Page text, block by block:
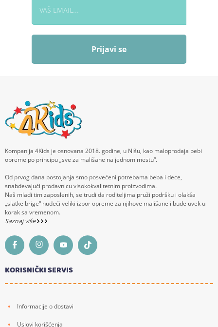
Prijavi se
Kompanija 4Kids je osnovana 2018. godine, u Nišu, kao maloprodaja bebi
opreme po principu „sve za mališane na jednom mestu“.
Od prvog dana postojanja smo posvećeni potrebama beba i dece,
snabdevajući prodavnicu visokokvalitetnim proizvodima.
Naš mladi tim zaposlenih, se trudi da roditeljima pruži podršku i olakša
„slatke brige“ nudeći veliki izbor opreme za njihove mališane i bude uvek u
korak sa vremenom.
Saznaj više
KORISNIČKI SERVIS
Informacije o dostavi
Uslovi korišćenja